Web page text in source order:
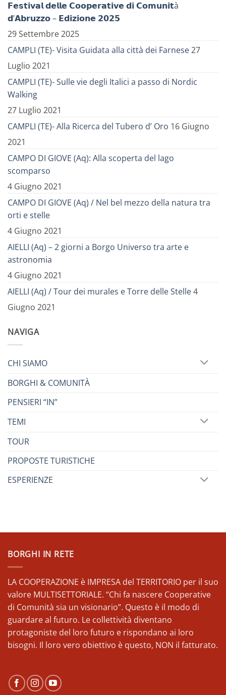
𝗙𝗲𝘀𝘁𝗶𝘃𝗮𝗹 𝗱𝗲𝗹𝗹𝗲 𝗖𝗼𝗼𝗽𝗲𝗿𝗮𝘁𝗶𝘃𝗲 𝗱𝗶 𝗖𝗼𝗺𝘂𝗻𝗶𝘁à
𝗱’𝗔𝗯𝗿𝘂𝘇𝘇𝗼 – 𝗘𝗱𝗶𝘇𝗶𝗼𝗻𝗲 𝟮𝟬𝟮𝟱
29 Settembre 2025
CAMPLI (TE)- Visita Guidata alla città dei Farnese27
Luglio 2021
CAMPLI (TE)- Sulle vie degli Italici a passo di Nordic
Walking
27 Luglio 2021
CAMPLI (TE)- Alla Ricerca del Tubero d’ Oro 16 Giugno
2021
CAMPO DI GIOVE (Aq): Alla scoperta del lago
scomparso
4 Giugno 2021
CAMPO DI GIOVE (Aq) / Nel bel mezzo della natura tra
orti e stelle
4 Giugno 2021
AIELLI (Aq) – 2 giorni a Borgo Universo tra arte e
astronomia
4 Giugno 2021
AIELLI (Aq) / Tour dei murales e Torre delle Stelle4
Giugno 2021
NAVIGA
CHI SIAMO
BORGHI & COMUNITÀ
PENSIERI “IN”
TEMI
TOUR
PROPOSTE TURISTICHE
ESPERIENZE
BORGHI IN RETE
LA COOPERAZIONE è IMPRESA del TERRITORIO per il suo
valore MULTISETTORIALE. “Chi fa nascere Cooperative
di Comunità sia un visionario”. Questo è il modo di
guardare al futuro. Le collettività diventano
protagoniste del loro futuro e rispondano ai loro
bisogni. Il loro vero obiettivo è questo, NON il fatturato.